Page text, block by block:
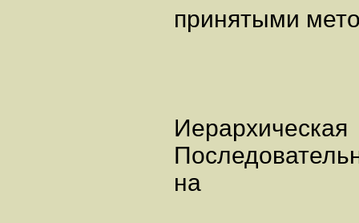
принятыми
на